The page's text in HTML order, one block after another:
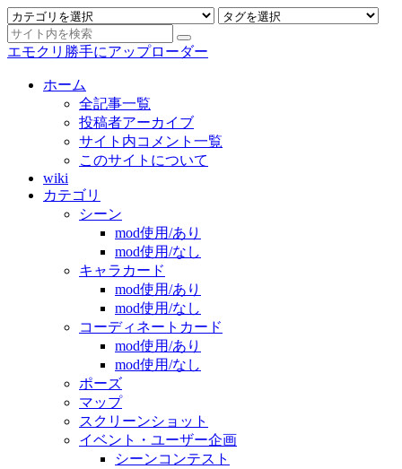
エモクリ勝手にアップローダー
ホーム
全記事一覧
投稿者アーカイブ
サイト内コメント一覧
このサイトについて
wiki
カテゴリ
シーン
mod使用/あり
mod使用/なし
キャラカード
mod使用/あり
mod使用/なし
コーディネートカード
mod使用/あり
mod使用/なし
ポーズ
マップ
スクリーンショット
イベント・ユーザー企画
シーンコンテスト